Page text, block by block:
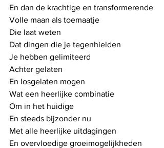
En dan de krachtige en transformerende
Volle maan als toemaatje
Die laat weten
Dat dingen die je tegenhielden
Je hebben gelimiteerd
Achter gelaten
En losgelaten mogen
Wat een heerlijke combinatie
Om in het huidige
En steeds bijzonder nu
Met alle heerlijke uitdagingen
En overvloedige groeimogelijkheden